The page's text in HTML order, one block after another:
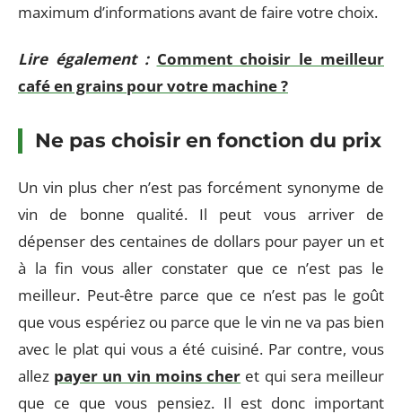
maximum d’informations avant de faire votre choix.
Lire également : Comment choisir le meilleur
café en grains pour votre machine ?
Ne pas choisir en fonction du prix
Un vin plus cher n’est pas forcément synonyme de
vin de bonne qualité. Il peut vous arriver de
dépenser des centaines de dollars pour payer un et
à la fin vous aller constater que ce n’est pas le
meilleur. Peut-être parce que ce n’est pas le goût
que vous espériez ou parce que le vin ne va pas bien
avec le plat qui vous a été cuisiné. Par contre, vous
allez payer un vin moins cher et qui sera meilleur
que ce que vous pensiez. Il est donc important